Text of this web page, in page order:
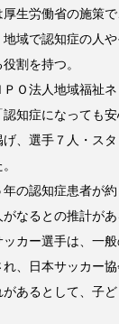
生労働省の施策
域で認知症の人
割を持つ。
Ｏ法人地域福祉
知症になっても
、選手７人・ス
の認知症患者が約
なるとの推計があ
カー選手は、一
、日本サッカー
あるとして、子